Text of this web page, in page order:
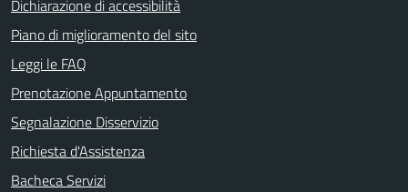
Dichiarazione di accessibilità
Piano di miglioramento del sito
Leggi le FAQ
Prenotazione Appuntamento
Segnalazione Disservizio
Richiesta d'Assistenza
Bacheca Servizi